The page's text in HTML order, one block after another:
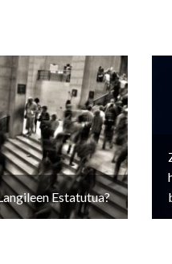
Estatutua?